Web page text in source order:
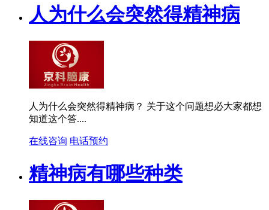
人为什么会突然得精神病
人为什么会突然得精神病？ 关于这个问题想必大家都想
知道这个答....
在线咨询 电话预约
精神病有哪些种类